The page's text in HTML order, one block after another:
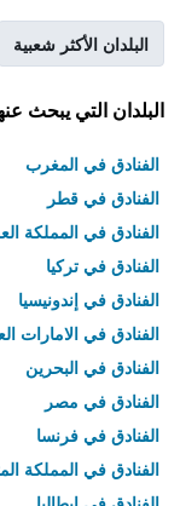
البلدان الأكثر شعبية
البلدان التي يبحث
الفنادق في المغرب
الفنادق في قطر
الفنادق في المملكة
الفنادق في تركيا
الفنادق في إندونيسيا
الفنادق في الامارات
الفنادق في البحرين
الفنادق في مصر
الفنادق في فرنسا
الفنادق في المملكة